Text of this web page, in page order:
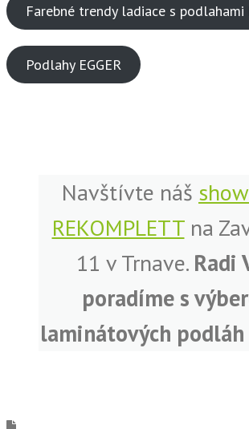
Farebné trendy ladiace s podlahami
Podlahy EGGER
Navštívte náš
REKOMPLETTna
11 v Trnave. Radi
poradíme s
laminátových podláh